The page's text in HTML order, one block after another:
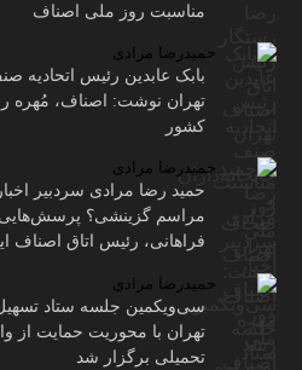
مناسبت روز ملی اصناف
حمیدرضا مرادی
بابک عابدین رئیس اتحادیه
تهران نوشت: اصناف، مُهره
کشور
حمیدرضا مرادی
حمید رضا مرادی سردبیر
مراسم گزینشی؟ پرسش‌هایی
فراهانی، رئیس اتاق اصناف
حمیدرضا مرادی
سی‌ویکمین جلسه ستاد تسهیل
تهران با محوریت حمایت از
تحمیلی برگزار شد